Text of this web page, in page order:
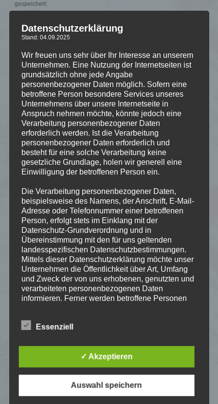
gespeichert:
•Computer-Betriebssystem
•Browser-Typ/-Version
•Name Ihres Internet Service Providers
•Uhrzeit der Server-Anfrage
•Webseite, von der aus Sie uns besuchen (Referrer-URL)
•Webseiten, die Sie bei uns besuchen
Cookies
Beim Zugriff auf die Website wird ein Session-Cookie im Browser des
Nutzers angelegt. Dieses Cookie wird bei jeder folgenden Anfrage zur
Identifikation des Nutzers mit gesendet. Anhand dieser Informationen
können Anmeldeinformationen für einen internen Bereich sowie
weitere nutzerbasierte Einstellungen mit den Anfragen verknüpft
werden. Diese Informationen werden nicht weiterverarbeitet und nicht
für Bewegungs- oder Nutzerprofile genutzt.
Eine Weitergabe von Daten an Dritte findet nicht statt.
Kontakt
Für weitere Informationen und Rückfragen zum Datenschutz wenden
Sie sich bitte an u. a. Adresse:
Textilwerkstatt am Elisabethenstift gGmbH
Prinz-Christians-Weg 11 | 64287 Darmstadt
Telefon: 0 61 51 – 1 59 68 64 | Telefax: 0 61 51 – 1 59 68 65
e-mail: info(at)textil-kunst-kirche.de
Registergericht: Amtsgericht Darmstadt, HRB 9185
StNr. 07 250 4292 6 – V/602
Umsatzsteuer ID-Nr. DE240 157 161
Sven Hardegen
Sebastian Kita, Regionalverantwortlicher
Friedhof 4
44135 Dortmund
Telefon: (0231) 533827-0
Telefax: (0231) 533827-20
Datenschutzerklärung
Stand: 04.09.2025
Wir freuen uns sehr über Ihr Interesse an unserem
Unternehmen. Eine Nutzung der Internetseiten ist
grundsätzlich ohne jede Angabe
personenbezogener Daten möglich. Sofern eine
betroffene Person besondere Services unseres
Unternehmens über unsere Internetseite in
Anspruch nehmen möchte, könnte jedoch eine
Verarbeitung personenbezogener Daten
erforderlich werden. Ist die Verarbeitung
personenbezogener Daten erforderlich und
besteht für eine solche Verarbeitung keine
gesetzliche Grundlage, holen wir generell eine
Einwilligung der betroffenen Person ein.
Die Verarbeitung personenbezogener Daten,
beispielsweise des Namens, der Anschrift, E-Mail-
Adresse oder Telefonnummer einer betroffenen
Person, erfolgt stets im Einklang mit der
Datenschutz-Grundverordnung und in
Übereinstimmung mit den für uns geltenden
landesspezifischen Datenschutzbestimmungen.
Mittels dieser Datenschutzerklärung möchte unser
Unternehmen die Öffentlichkeit über Art, Umfang
und Zweck der von uns erhobenen, genutzten und
verarbeiteten personenbezogenen Daten
informieren. Ferner werden betroffene Personen
zahlreiche technische und organisatorische
Maßnahmen umgesetzt, um einen möglichst
lückenlosen Schutz der über diese Internetseite
verarbeiteten personenbezogenen Daten
sicherzustellen. Dennoch können Internetbasierte
Datenübertragungen grundsätzlich
Essenziell
✓ Akzeptieren
Auswahl speichern